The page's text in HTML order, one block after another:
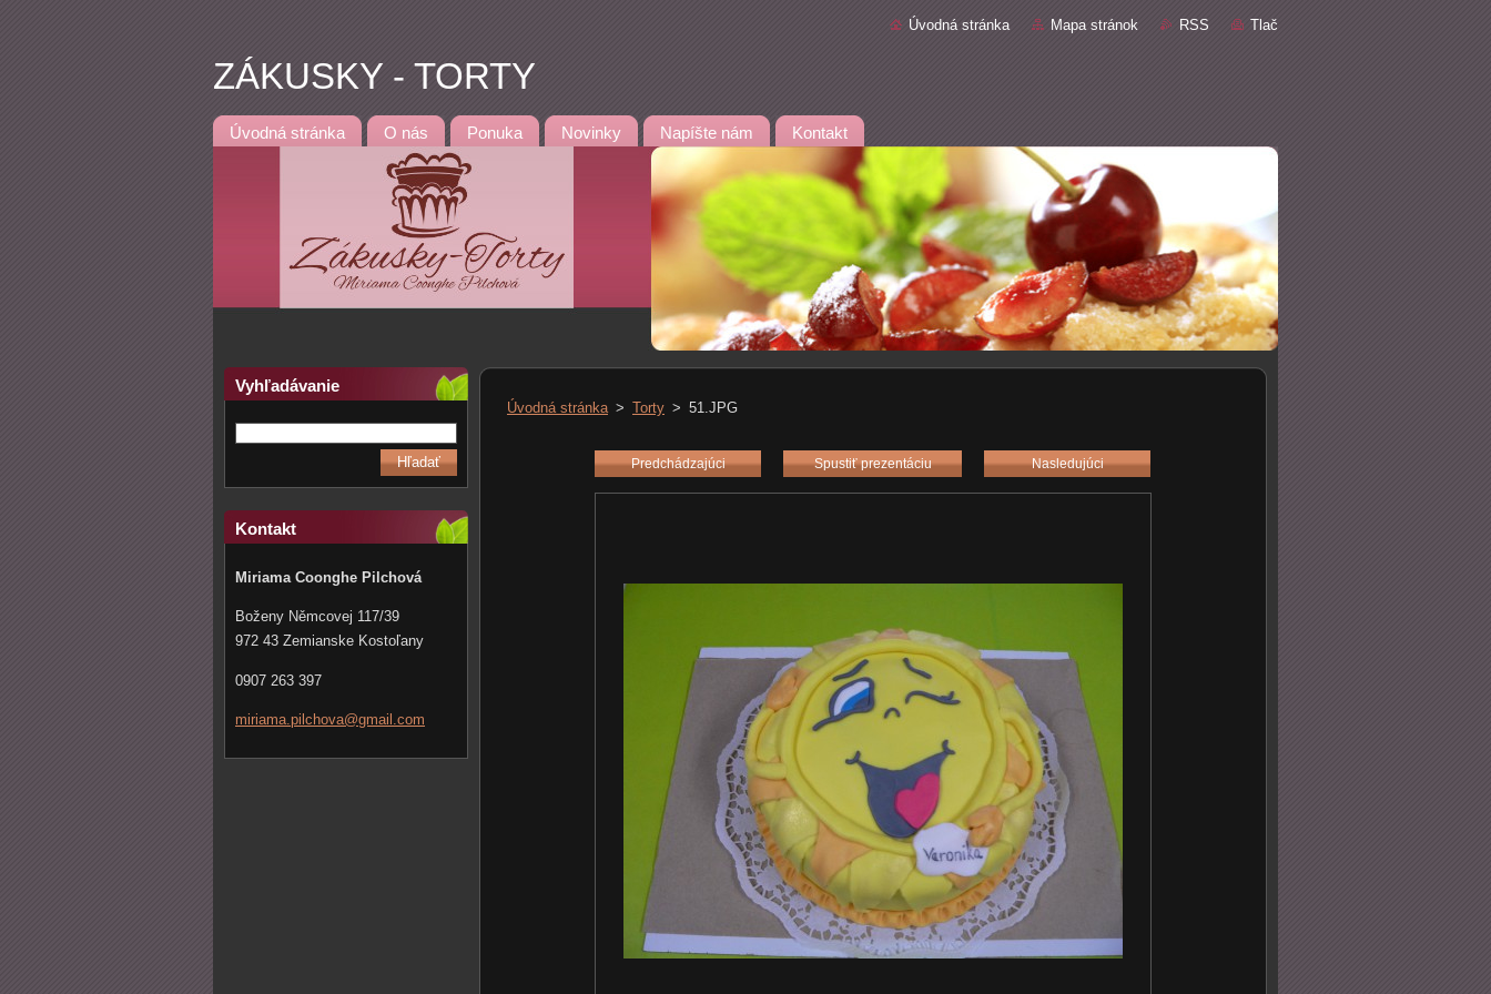
Úvodná stránka Mapa stránok RSS Tlač
ZÁKUSKY - TORTY
Úvodná stránka O nás Ponuka Novinky Napíšte nám Kontakt
Vyhľadávanie
Kontakt
Miriama Coonghe Pilchová
Boženy Němcovej 117/39
972 43 Zemianske Kostoľany
0907 263 397
miriama. pilchova@gmail.com
Úvodná stránka > Torty > 51.JPG
Predchádzajúci Spustiť prezentáciu Nasledujúci